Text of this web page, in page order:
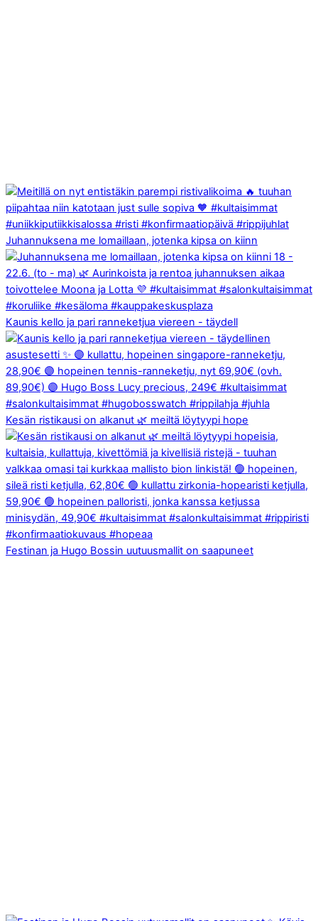
Juhannuksena me lomaillaan, jotenka kipsa on kiinn
Kaunis kello ja pari ranneketjua viereen - täydell
Kesän ristikausi on alkanut 🌿 meiltä löytyypi hope
Festinan ja Hugo Bossin uutuusmallit on saapuneet